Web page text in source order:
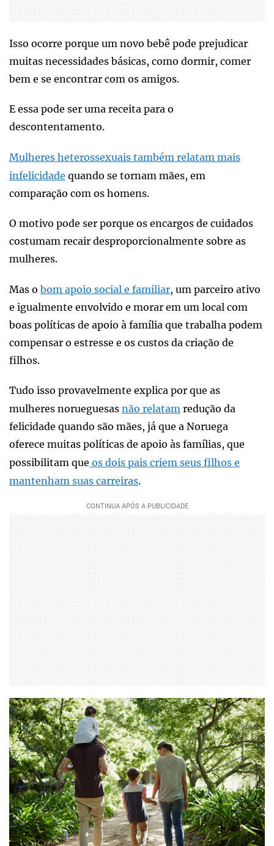
Isso ocorre porque um novo bebê pode prejudicar
muitas necessidades básicas, como dormir, comer
bem e se encontrar com os amigos.
E essa pode ser uma receita para o
descontentamento.
Mulheres heterossexuais também relatam mais
infelicidade quando se tornam mães, em
comparação com os homens.
O motivo pode ser porque os encargos de cuidados
costumam recair desproporcionalmente sobre as
mulheres.
Mas o bom apoio social e familiar, um parceiro ativo
e igualmente envolvido e morar em um local com
boas políticas de apoio à família que trabalha podem
compensar o estresse e os custos da criação de
filhos.
Tudo isso provavelmente explica por que as
mulheres norueguesas não relatam redução da
felicidade quando são mães, já que a Noruega
oferece muitas políticas de apoio às famílias, que
possibilitam que os dois pais criem seus filhos e
mantenham suas carreiras.